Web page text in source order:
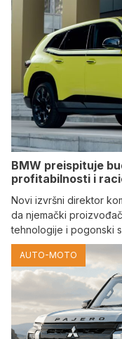
BMW preispituje
profitabilnosti i
Novi izvršni direktor
da njemački
tehnologije i pogonski
AUTO-MOTO